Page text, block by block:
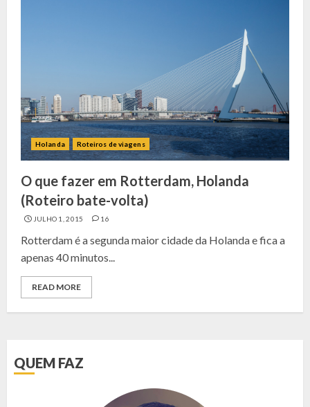
Holanda Roteiros de viagens
O que fazer em Rotterdam, Holanda
(Roteiro bate-volta)
JULHO 1, 2015 16
Rotterdam é a segunda maior cidade da Holanda e fica a
apenas 40 minutos...
READ MORE
QUEM FAZ